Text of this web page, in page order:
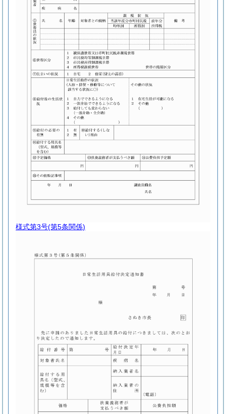
様式第3号(第5条関係)